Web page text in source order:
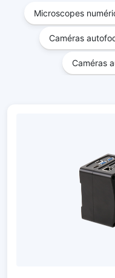
Microscopes
Caméras
Caméras